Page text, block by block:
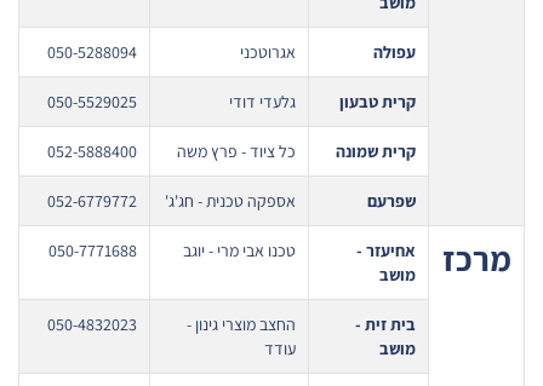
עפולה אגרוטכני 050-5288094
קרית טבעון גלעדי דודי 050-5529025
קרית שמונה כל ציוד - פרץ משה 052-5888400
שפרעם אספקה טכנית - חג'ג' 052-6779772
מרכז
אחיעזר -
מושב
טכנו אבי מרי - יוגב 050-7771688
בית זית -
מושב
החצב מוצרי גינון -
עודד
050-4832023